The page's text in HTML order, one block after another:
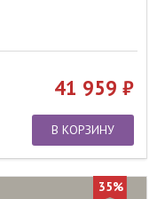
41 959
В КОРЗИНУ
35%